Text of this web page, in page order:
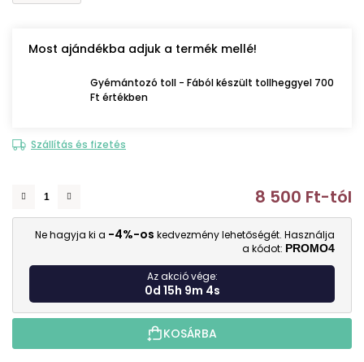
Most ajándékba adjuk a termék mellé!
Gyémántozó toll - Fából készült tollheggyel 700
Ft értékben
Szállítás és fizetés
8 500 Ft-tól
Ne hagyja ki a -4%-os kedvezmény lehetőségét. Használja
a kódot: PROMO4
Az akció vége:
0d 15h 9m 3s
KOSÁRBA